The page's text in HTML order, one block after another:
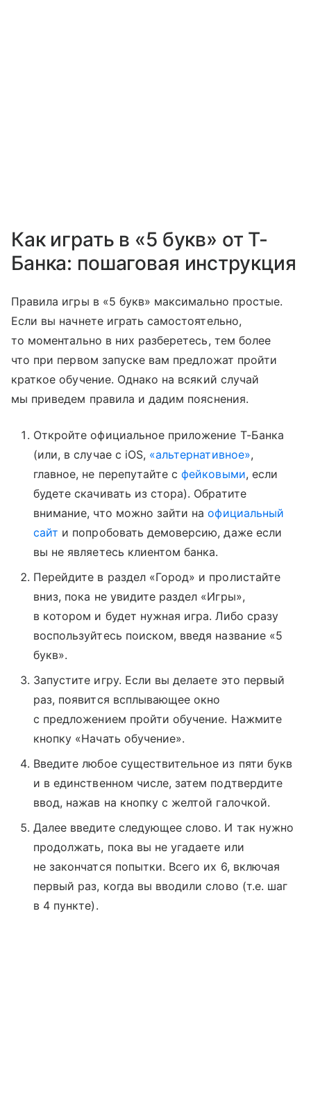
Как играть в «5 букв» от Т-
Банка: пошаговая инструкция
Правила игры в «5 букв» максимально простые.
Если вы начнете играть самостоятельно,
то моментально в них разберетесь, тем более
что при первом запуске вам предложат пройти
краткое обучение. Однако на всякий случай
мы приведем правила и дадим пояснения.
Откройте официальное приложение Т-Банка
(или, в случае с iOS, «альтернативное»,
главное, не перепутайте сфейковыми, если
будете скачивать из стора). Обратите
внимание, что можно зайти наофициальный
сайт и попробовать демоверсию, даже если
вы не являетесь клиентом банка.
Перейдите в раздел «Город» и пролистайте
вниз, пока не увидите раздел «Игры»,
в котором и будет нужная игра. Либо сразу
воспользуйтесь поиском, введя название «5
букв».
Запустите игру. Если вы делаете это первый
раз, появится всплывающее окно
с предложением пройти обучение. Нажмите
кнопку «Начать обучение».
Введите любое существительное из пяти букв
и в единственном числе, затем подтвердите
ввод, нажав на кнопку с желтой галочкой.
Далее введите следующее слово. И так нужно
продолжать, пока вы не угадаете или
не закончатся попытки. Всего их 6, включая
первый раз, когда вы вводили слово (т.е. шаг
в 4 пункте).